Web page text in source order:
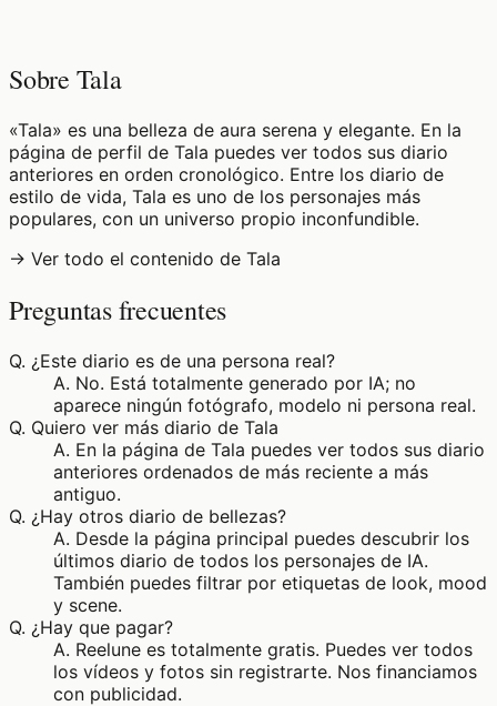
Sobre Tala
«Tala» es una belleza de aura serena y elegante. En la
página de perfil de Tala puedes ver todos sus diario
anteriores en orden cronológico. Entre los diario de
estilo de vida, Tala es uno de los personajes más
populares, con un universo propio inconfundible.
→ Ver todo el contenido de Tala
Preguntas frecuentes
Q. ¿Este diario es de una persona real?
A. No. Está totalmente generado por IA; no
aparece ningún fotógrafo, modelo ni persona real.
Q. Quiero ver más diario de Tala
A. En la página de Tala puedes ver todos sus diario
anteriores ordenados de más reciente a más
antiguo.
Q. ¿Hay otros diario de bellezas?
A. Desde la página principal puedes descubrir los
últimos diario de todos los personajes de IA.
También puedes filtrar por etiquetas de look, mood
y scene.
Q. ¿Hay que pagar?
A. Reelune es totalmente gratis. Puedes ver todos
los vídeos y fotos sin registrarte. Nos financiamos
con publicidad.